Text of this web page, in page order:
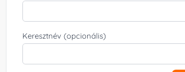
Keresztnév (opcionális)